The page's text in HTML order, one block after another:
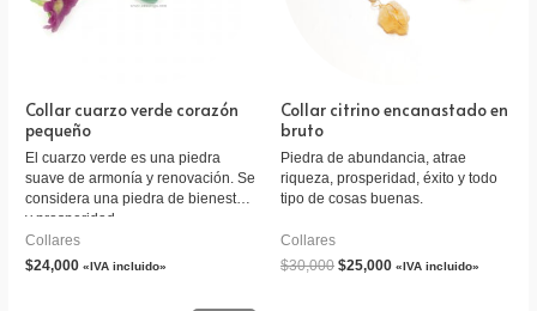
Collar cuarzo verde corazón
pequeño
El cuarzo verde es una piedra
suave de armonía y renovación. Se
considera una piedra de bienestar
y prosperidad.
Collares
$24,000 «IVA incluido»
Collar citrino encanastado en
bruto
Piedra de abundancia, atrae
riqueza, prosperidad, éxito y todo
tipo de cosas buenas.
Collares
$30,000 $25,000 «IVA incluido»